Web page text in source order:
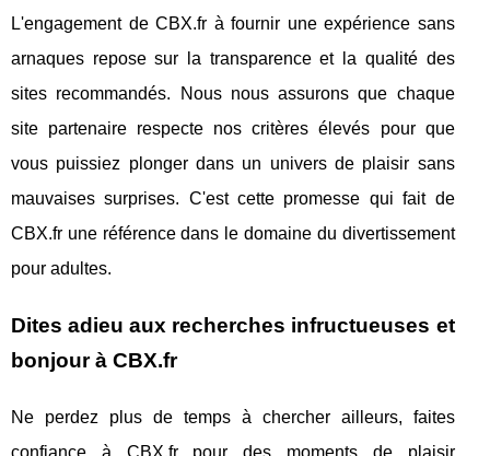
L'engagement de CBX.fr à fournir une expérience sans
arnaques repose sur la transparence et la qualité des
sites recommandés. Nous nous assurons que chaque
site partenaire respecte nos critères élevés pour que
vous puissiez plonger dans un univers de plaisir sans
mauvaises surprises. C'est cette promesse qui fait de
CBX.fr une référence dans le domaine du divertissement
pour adultes.
Dites adieu aux recherches infructueuses et
bonjour à CBX.fr
Ne perdez plus de temps à chercher ailleurs, faites